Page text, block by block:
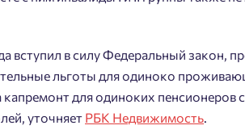
вступил в силу Федеральный закон,
льготы для одиноко
для одиноких пенсионеров
уточняет РБК Недвижимость.
Больше
и мы вышлем
подтверждения.
Ростов-на-Дону
Владивосток
Астрахань